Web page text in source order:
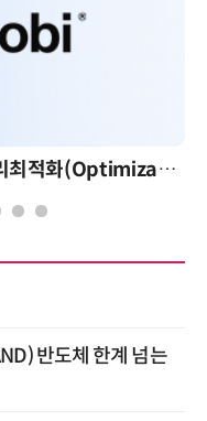
AI 시대의 의사결정을 바꾸는 수리최적화(Optimization): 실제 산업 적용 사례와 활용 전략
반도체 한계 넘는